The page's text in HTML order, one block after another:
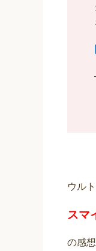
ウル
スマ
の感